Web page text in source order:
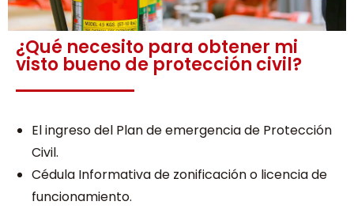
¿Qué necesito para obtener mi
visto bueno de protección civil?
El ingreso del Plan de emergencia de Protección
Civil.
Cédula Informativa de zonificación o licencia de
funcionamiento.